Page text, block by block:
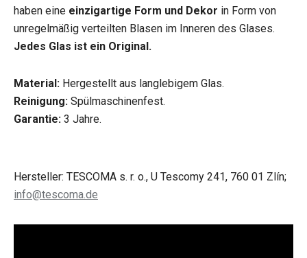
haben eine einzigartige Form und Dekor in Form von
unregelmäßig verteilten Blasen im Inneren des Glases.
Jedes Glas ist ein Original.
Material: Hergestellt aus langlebigem Glas.
Reinigung: Spülmaschinenfest.
Garantie: 3 Jahre.
Hersteller: TESCOMA s. r. o., U Tescomy 241, 760 01 Zlín;
info@tescoma.de